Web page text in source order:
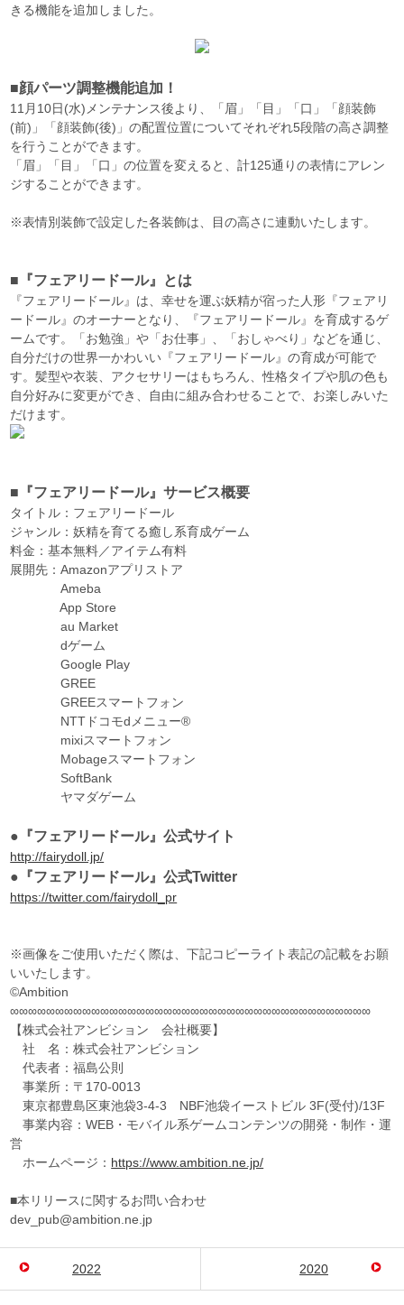
きる機能を追加しました。
■顔パーツ調整機能追加！
11月10日(水)メンテナンス後より、「眉」「目」「口」「顔装飾
(前)」「顔装飾(後)」の配置位置についてそれぞれ5段階の高さ調整
を行うことができます。
「眉」「目」「口」の位置を変えると、計125通りの表情にアレン
ジすることができます。
※表情別装飾で設定した各装飾は、目の高さに連動いたします。
■『フェアリードール』とは
『フェアリードール』は、幸せを運ぶ妖精が宿った人形『フェアリ
ードール』のオーナーとなり、『フェアリードール』を育成するゲ
ームです。「お勉強」や「お仕事」、「おしゃべり」などを通じ、
自分だけの世界一かわいい『フェアリードール』の育成が可能で
す。髪型や衣装、アクセサリーはもちろん、性格タイプや肌の色も
自分好みに変更ができ、自由に組み合わせることで、お楽しみいた
だけます。
■『フェアリードール』サービス概要
タイトル：フェアリードール
ジャンル：妖精を育てる癒し系育成ゲーム
料金：基本無料／アイテム有料
展開先：Amazonアプリストア
Ameba
App Store
au Market
dゲーム
Google Play
GREE
GREEスマートフォン
NTTドコモdメニュー®
mixiスマートフォン
Mobageスマートフォン
SoftBank
ヤマダゲーム
●『フェアリードール』公式サイト
http://fairydoll.jp/
●『フェアリードール』公式Twitter
https://twitter.com/fairydoll_pr
※画像をご使用いただく際は、下記コピーライト表記の記載をお願
いいたします。
©Ambition
∞∞∞∞∞∞∞∞∞∞∞∞∞∞∞∞∞∞∞∞∞∞∞∞∞∞∞∞∞∞∞∞∞∞∞∞∞∞∞∞
【株式会社アンビション 会社概要】
社 名：株式会社アンビション
代表者：福島公則
事業所：〒170-0013
東京都豊島区東池袋3-4-3 NBF池袋イーストビル 3F(受付)/13F
事業内容：WEB・モバイル系ゲームコンテンツの開発・制作・運
営
ホームページ： https://www.ambition.ne.jp/
■本リリースに関するお問い合わせ
dev_pub@ambition.ne.jp
2022 2020